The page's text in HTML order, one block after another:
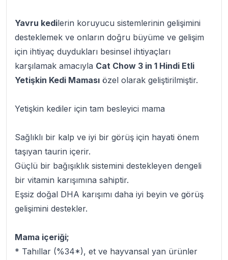
Yavru kedilerin koruyucu sistemlerinin gelişimini
desteklemek ve onların doğru büyüme ve gelişim
için ihtiyaç duydukları besinsel ihtiyaçları
karşılamak amacıyla Cat Chow 3 in 1 Hindi Etli
Yetişkin Kedi Maması özel olarak geliştirilmiştir.
Yetişkin kediler için tam besleyici mama
Sağlıklı bir kalp ve iyi bir görüş için hayati önem
taşıyan taurin içerir.
Güçlü bir bağışıklık sistemini destekleyen dengeli
bir vitamin karışımına sahiptir.
Eşsiz doğal DHA karışımı daha iyi beyin ve görüş
gelişimini destekler.
Mama içeriği;
* Tahıllar (%34*), et ve hayvansal yan ürünler